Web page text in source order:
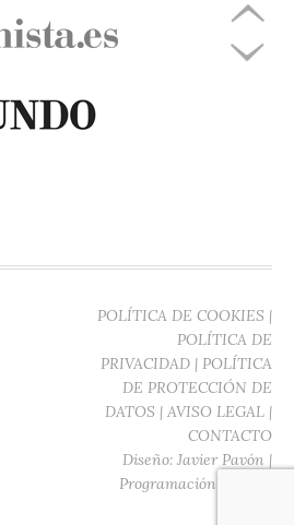
POLÍTICA DE COOKIES |
POLÍTICA DE
PRIVACIDAD | POLÍTICA
DE PROTECCIÓN DE
DATOS | AVISO LEGAL |
CONTACTO
Diseño: Javier Pavón |
Programación: